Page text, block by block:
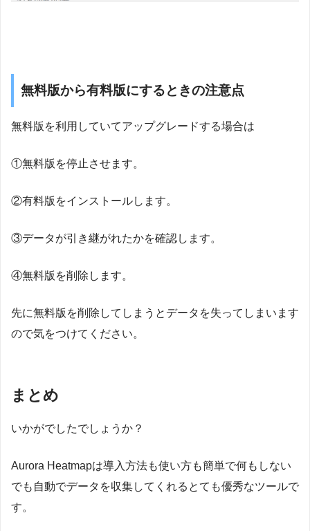
無料版から有料版にするときの注意点
無料版を利用していてアップグレードする場合は
①無料版を停止させます。
②有料版をインストールします。
③データが引き継がれたかを確認します。
④無料版を削除します。
先に無料版を削除してしまうとデータを失ってしまいます
ので気をつけてください。
まとめ
いかがでしたでしょうか？
Aurora Heatmapは導入方法も使い方も簡単で何もしない
でも自動でデータを収集してくれるとても優秀なツールで
す。